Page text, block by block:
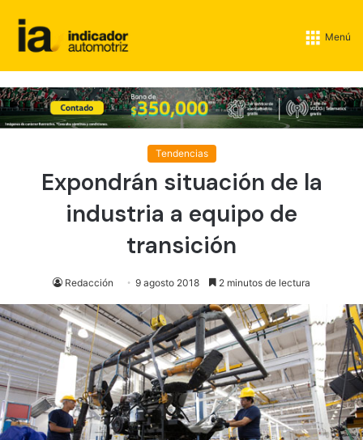
Menú
Tendencias
Expondrán situación de la
industria a equipo de
transición
Redacción 9 agosto 2018 2 minutos de lectura